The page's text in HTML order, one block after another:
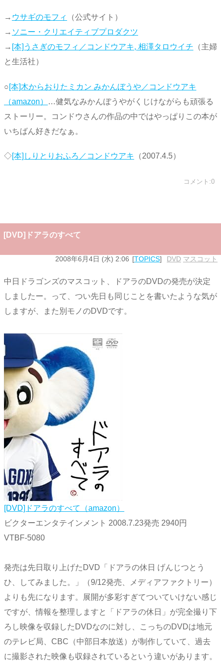
→ ウサギのモフィ
（公式サイト）
→ ソニー・クリエイティブプロダクツ
→ [本]うさぎのモフィ／コンドウアキ, 相澤タロウイチ （主婦
と生活社）
○[本]木からおりたミカン みかんぼうや／コンドウアキ
（amazon）
…健気なみかんぼうやがくじけながらも頑張る
ストーリー。コンドウさんの作品の中ではやっぱりこの本が
いちばん好きだなぁ。
◇[本]しりとりおふろ／コンドウアキ （2007.4.5）
コメント:0
[DVD]ドアラのすべて
2008年6月4日 (水) 2:06 TOPICS DVD マスコット
中日ドラゴンズのマスコット、ドアラのDVDの発売が決定
しましたー。って、つい先日も同じことを書いたような気が
しますが、また別モノのDVDです。
[DVD]ドアラのすべて（amazon）
ビクターエンタテインメント 2008.7.23発売 2940円
VTBF-5080
発売は先日取り上げたDVD「ドアラの休日 げんじつとう
ひ、してみました。」（9/12発売、メディアファクトリー）
よりも先になります。展開が多彩すぎてついていけない感じ
ですが、情報を整理しますと「ドアラの休日」が完全撮り下
ろし映像を収録したDVDなのに対し、こっちのDVDは地元
のテレビ局、CBC（中部日本放送）が制作していて、過去
に撮影された映像も収録されているという違いがあります。